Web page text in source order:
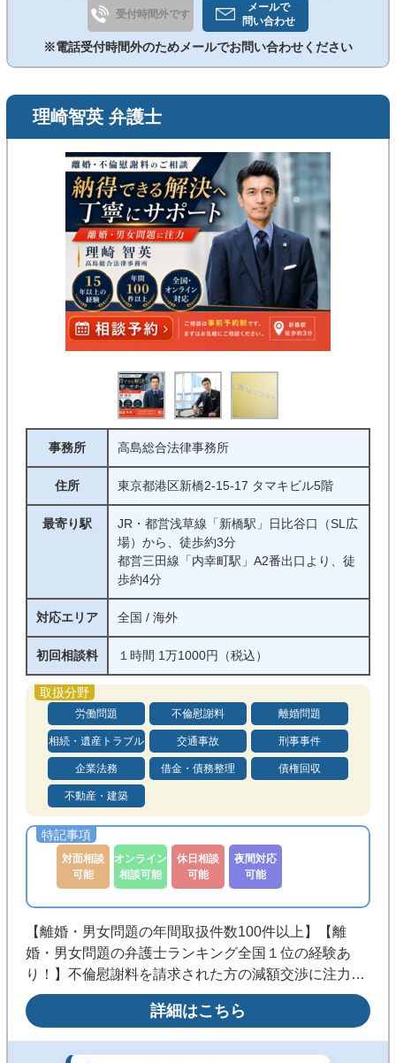
受付時間外です
メールで
問い合わせ
※電話受付時間外のためメールでお問い合わせください
理崎智英 弁護士
事務所 高島総合法律事務所
住所 東京都港区新橋2-15-17 タマキビル5階
最寄り駅
JR・都営浅草線「新橋駅」日比谷口（SL広
場）から、徒歩約3分
都営三田線「内幸町駅」A2番出口より、徒
歩約4分
対応エリア 全国 / 海外
初回相談料 １時間 1万1000円（税込）
労働問題 不倫慰謝料 離婚問題
相続・遺産トラブル 交通事故 刑事事件
企業法務 借金・債務整理 債権回収
不動産・建築
対面相談
可能
オンライン
相談可能
休日相談
可能
夜間対応
可能
【離婚・男女問題の年間取扱件数100件以上】【離
婚・男女問題の弁護士ランキング全国１位の経験あ
り！】不倫慰謝料を請求された方の減額交渉に注力。
１５年以上の離婚・不倫問題の経験をもとに、訴訟前
の交渉から裁判対応まで、納得できる解決を目指して
サポートします。
詳細はこちら